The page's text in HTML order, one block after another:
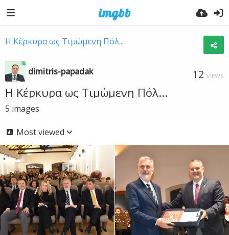
Η Κέρκυρα ως Τιμώμενη Πόλ...
dimitris-papadak 12 VIEWS
Η Κέρκυρα ως Τιμώμενη Πόλ...
5 images
Most viewed